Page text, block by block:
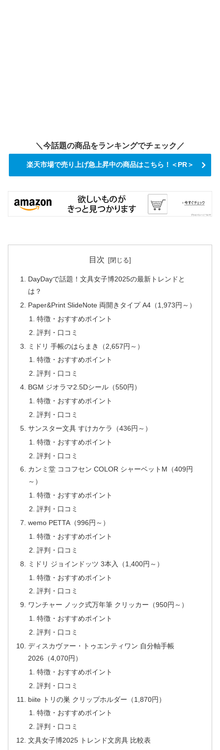
＼今話題の商品をランキングでチェック／
楽天市場で売り上げ急上昇中の商品はこちら！＜PR＞
目次
DayDayで話題！文具女子博2025の最新トレンドと
は？
Paper&Print SlideNote 両開きタイプ A4（1,973円～）
特徴・おすすめポイント
評判・口コミ
ミドリ 手帳のはらまき（2,657円～）
特徴・おすすめポイント
評判・口コミ
BGM ジオラマ2.5Dシール（550円）
特徴・おすすめポイント
評判・口コミ
サンスター文具 すけカケラ（436円～）
特徴・おすすめポイント
評判・口コミ
カンミ堂 ココフセン COLOR シャーベットM（409円
～）
特徴・おすすめポイント
評判・口コミ
wemo PETTA（996円～）
特徴・おすすめポイント
評判・口コミ
ミドリ ジョインドッツ 3本入（1,400円～）
特徴・おすすめポイント
評判・口コミ
ワンチャー ノック式万年筆 クリッカー（950円～）
特徴・おすすめポイント
評判・口コミ
ディスカヴァー・トゥエンティワン 自分軸手帳
2026（4,070円）
特徴・おすすめポイント
評判・口コミ
biite トリの巣 クリップホルダー（1,870円）
特徴・おすすめポイント
評判・口コミ
文具女子博2025 トレンド文房具 比較表